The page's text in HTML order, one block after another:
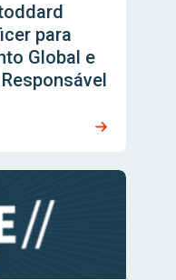
para
Global e